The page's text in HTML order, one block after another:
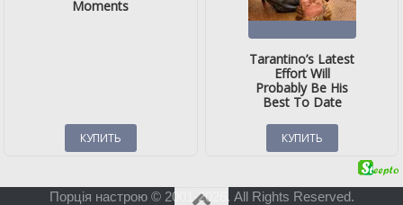
Порція настрою © 2001-2026. All Rights Reserved.